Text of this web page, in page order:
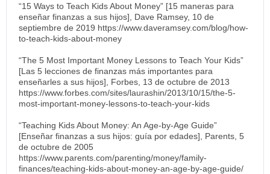
“15 Ways to Teach Kids About Money” [15 maneras para
enseñar finanzas a sus hijos], Dave Ramsey, 10 de
septiembre de 2019 https://www.daveramsey.com/blog/how-
to-teach-kids-about-money
“The 5 Most Important Money Lessons to Teach Your Kids”
[Las 5 lecciones de finanzas más importantes para
enseñarles a sus hijos], Forbes, 13 de octubre de 2013
https://www.forbes.com/sites/laurashin/2013/10/15/the-5-
most-important-money-lessons-to-teach-your-kids
“Teaching Kids About Money: An Age-by-Age Guide”
[Enseñar finanzas a sus hijos: guía por edades], Parents, 5
de octubre de 2005
https://www.parents.com/parenting/money/family-
finances/teaching-kids-about-money-an-age-by-age-guide/